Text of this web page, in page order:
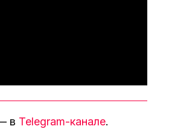
в Telegram-канале.